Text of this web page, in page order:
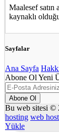
Maalesef satın
kaynaklı
Sayfalar
Ana Sayfa
Abone Ol Yeni
Abone Ol
Bu web sitesi ©
hosting web
Yükle